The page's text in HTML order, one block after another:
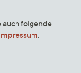
folgende
.